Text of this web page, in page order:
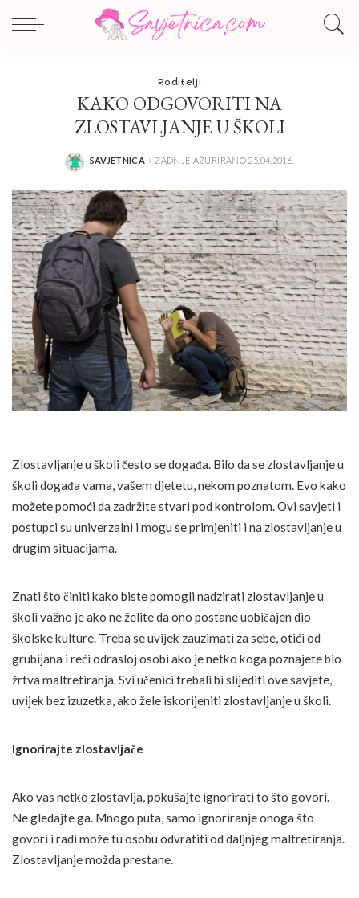
Roditelji
KAKO ODGOVORITI NA
ZLOSTAVLJANJE U ŠKOLI
POSTED
SAVJETNICA ZADNJE AŽURIRANO 25.04.2016.
Zlostavljanje u školi često se događa. Bilo da se zlostavljanje u
školi događa vama, vašem djetetu, nekom poznatom. Evo kako
možete pomoći da zadržite stvari pod kontrolom. Ovi savjeti i
postupci su univerzalni i mogu se primjeniti i na zlostavljanje u
drugim situacijama.
Znati što činiti kako biste pomogli nadzirati zlostavljanje u
školi važno je ako ne želite da ono postane uobičajen dio
školske kulture. Treba se uvijek zauzimati za sebe, otići od
grubijana i reći odrasloj osobi ako je netko koga poznajete bio
žrtva maltretiranja. Svi učenici trebali bi slijediti ove savjete,
uvijek bez izuzetka, ako žele iskorijeniti zlostavljanje u školi.
Ignorirajte zlostavljače
Ako vas netko zlostavlja, pokušajte ignorirati to što govori.
Ne gledajte ga. Mnogo puta, samo ignoriranje onoga što
govori i radi može tu osobu odvratiti od daljnjeg maltretiranja.
Zlostavljanje možda prestane.